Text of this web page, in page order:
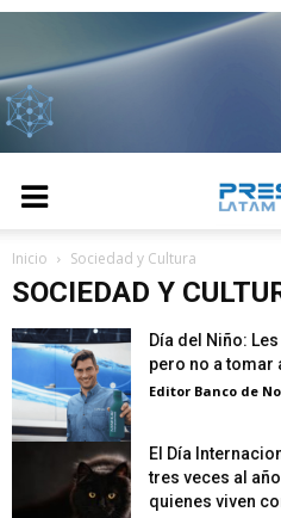
Inicio Sociedad y Cultura
SOCIEDAD Y
Día del Niño:
pero no a tomar
Editor Banco de
El Día
tres veces al
quienes viven